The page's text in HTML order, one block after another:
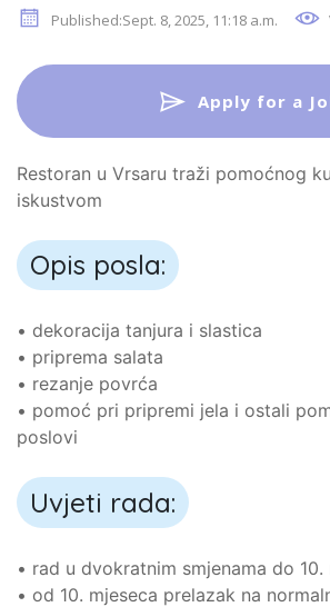
Published:Sept. 8, 2025, 11:18 a.m.
Apply for a
Restoran u Vrsaru traži pomoćnog
iskustvom
Opis posla:
• dekoracija tanjura i slastica
• priprema salata
• rezanje povrća
• pomoć pri pripremi jela i ostali
poslovi
Uvjeti rada:
• rad u dvokratnim smjenama do 10.
• od 10. mjeseca prelazak na